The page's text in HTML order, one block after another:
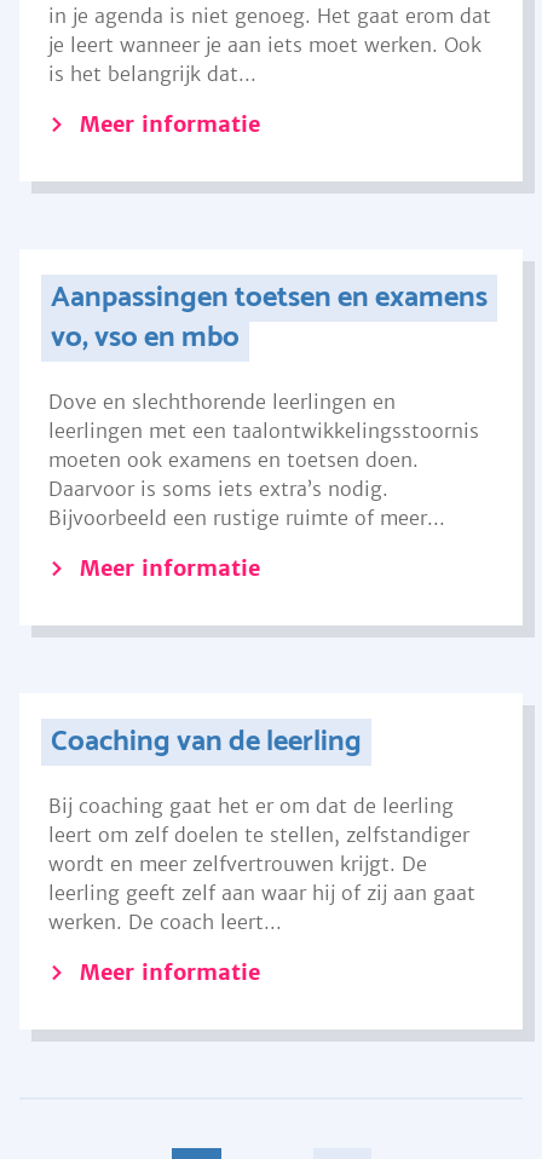
in je agenda is niet genoeg. Het gaat erom dat
je leert wanneer je aan iets moet werken. Ook
is het belangrijk dat...
Meer informatie
Aanpassingen toetsen en examens
vo, vso en mbo
Dove en slechthorende leerlingen en
leerlingen met een taalontwikkelingsstoornis
moeten ook examens en toetsen doen.
Daarvoor is soms iets extra’s nodig.
Bijvoorbeeld een rustige ruimte of meer...
Meer informatie
Coaching van de leerling
Bij coaching gaat het er om dat de leerling
leert om zelf doelen te stellen, zelfstandiger
wordt en meer zelfvertrouwen krijgt. De
leerling geeft zelf aan waar hij of zij aan gaat
werken. De coach leert...
Meer informatie